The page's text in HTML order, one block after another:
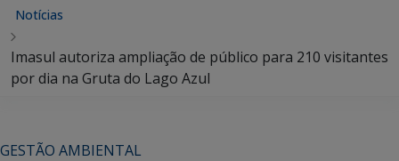
Notícias
Imasul autoriza ampliação de público para 210 visitantes
por dia na Gruta do Lago Azul
GESTÃO AMBIENTAL